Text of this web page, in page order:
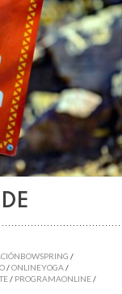
/
/ONLINEYOGA /
/ PROGRAMAONLINE/